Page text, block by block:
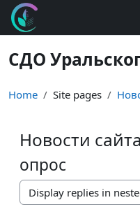
Skip to main content
СДО
Home Site pages
Новости сайта
опрос
Display mode